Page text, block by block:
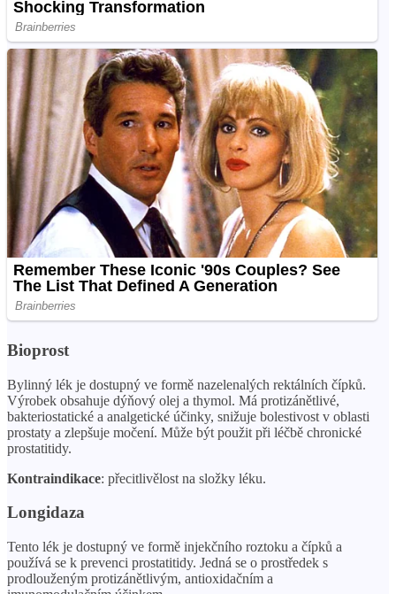
Bioprost
Bylinný lék je dostupný ve formě nazelenalých rektálních čípků.
Výrobek obsahuje dýňový olej a thymol. Má protizánětlivé,
bakteriostatické a analgetické účinky, snižuje bolestivost v oblasti
prostaty a zlepšuje močení. Může být použit při léčbě chronické
prostatitidy.
Kontraindikace: přecitlivělost na složky léku.
Longidaza
Tento lék je dostupný ve formě injekčního roztoku a čípků a
používá se k prevenci prostatitidy. Jedná se o prostředek s
prodlouženým protizánětlivým, antioxidačním a